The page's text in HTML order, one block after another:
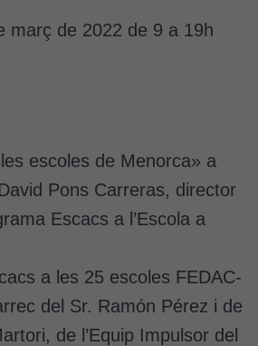
març de 2022 de 9 a 19h
escoles de Menorca» a
Pons Carreras, director
Escacs a l’Escola a
a les 25 escoles FEDAC-
del Sr. Ramón Pérez i de
de l’Equip Impulsor del